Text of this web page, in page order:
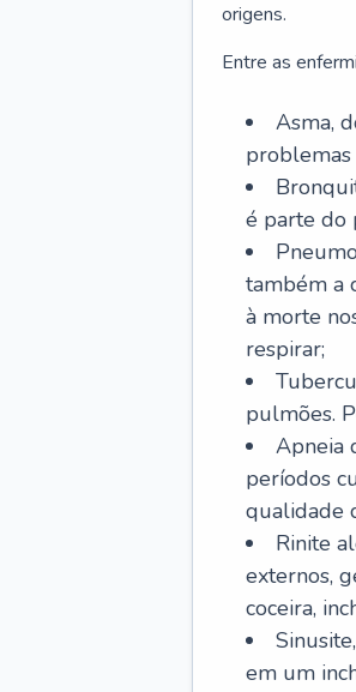
origens.
Entre as
Asma,
problemas
é parte do
também a
à morte
respirar;
pulmões.
Apneia
períodos
qualidade
Rinite
externos,
coceira,
em um